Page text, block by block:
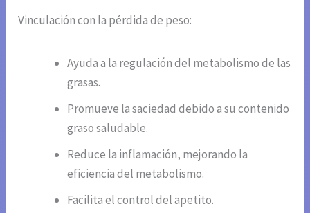
Vinculación con la pérdida de peso:
Ayuda a la regulación del metabolismo de las
grasas.
Promueve la saciedad debido a su contenido
graso saludable.
Reduce la inflamación, mejorando la
eficiencia del metabolismo.
Facilita el control del apetito.